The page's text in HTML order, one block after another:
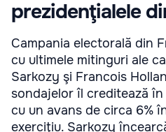
prezidenţialele
Campania electorală din
cu ultimele mitinguri ale
Sarkozy şi Francois
sondajelor îl creditează
cu un avans de circa 6%
exerciţiu. Sarkozy